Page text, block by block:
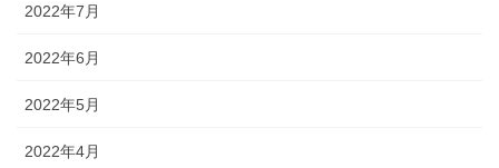
2022年7月
2022年6月
2022年5月
2022年4月